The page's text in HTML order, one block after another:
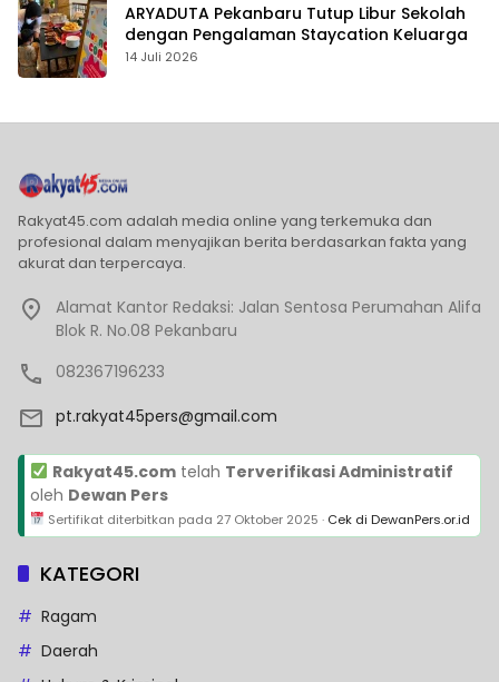
ARYADUTA Pekanbaru Tutup Libur Sekolah
dengan Pengalaman Staycation Keluarga
14 Juli 2026
Rakyat45.com adalah media online yang terkemuka dan
profesional dalam menyajikan berita berdasarkan fakta yang
akurat dan terpercaya.
Alamat Kantor Redaksi: Jalan Sentosa Perumahan Alifa
Blok R. No.08 Pekanbaru
082367196233
pt.rakyat45pers@gmail.com
Rakyat45.comtelah Terverifikasi Administratif
oleh Dewan Pers
Sertifikat diterbitkan pada 27 Oktober 2025 · Cek di DewanPers.or.id
KATEGORI
Ragam
Daerah